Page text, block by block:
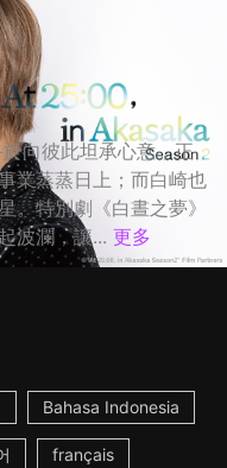
向彼此坦承心意，正
業蒸蒸日上；而白崎也
。特別劇《白晝之夢》
波瀾，讓... 更多
Bahasa Indonesia
français